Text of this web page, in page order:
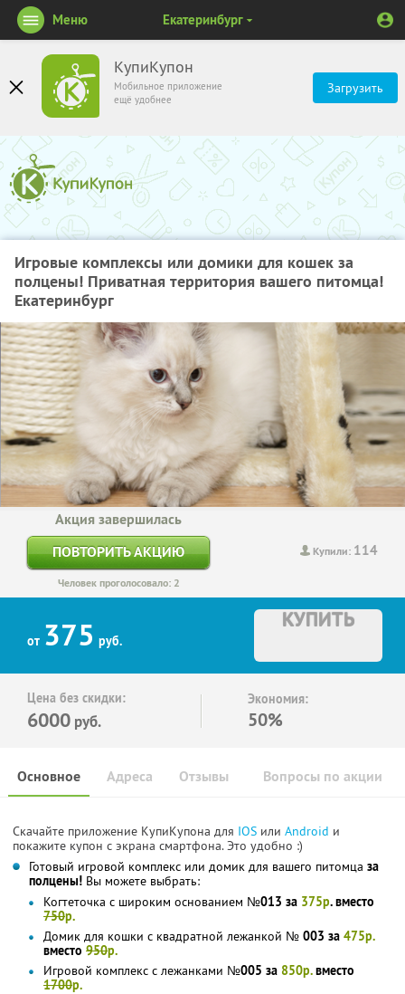
КупиКупон
Мобильное приложение
ещё удобнее
Загрузить
Меню Екатеринбург
Игровые комплексы или домики для кошек за
полцены! Приватная территория вашего питомца!
Екатеринбург
Купили: 114
Акция завершилась
ПОВТОРИТЬ АКЦИЮ
Человек проголосовало: 2
от 375 руб.
КУПИТЬ
Цена без скидки:
6000 руб.
Экономия:
50%
Основное Отзывы Вопросы по акции
Адреса
Скачайте приложение КупиКупона для IOS или Android и
покажите купон с экрана смартфона. Это удобно :)
Готовый игровой комплекс или домик для вашего питомца за
полцены! Вы можете выбрать:
Когтеточка с широким основанием №013 за 375р. вместо
750р.
Домик для кошки с квадратной лежанкой № 003 за 475р.
вместо 950р.
Игровой комплекс с лежанками №005 за 850р.вместо
1700р.